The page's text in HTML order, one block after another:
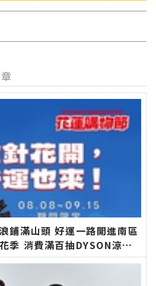
鋪滿山頭 好運一路開進南區
季 消費滿百抽DYSON涼感
網站各類新聞－最快速的今
資訊！